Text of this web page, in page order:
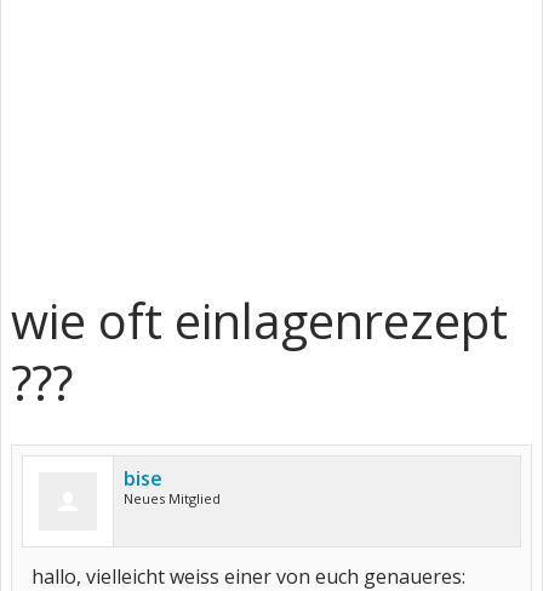
wie oft einlagenrezept
???
bise
Neues Mitglied
hallo, vielleicht weiss einer von euch genaueres: